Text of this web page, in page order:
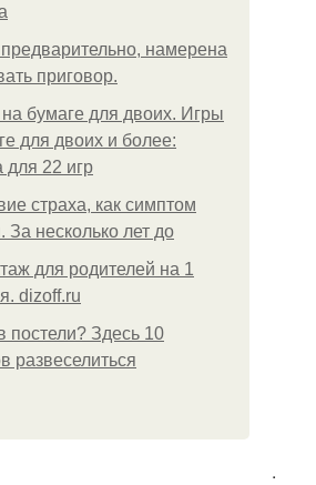
намерена
приговор.
бумаге для двоих. Игры
для двоих и более:
для 22 игр
страха, как симптом
За несколько лет до
для родителей на 1
dizoff.ru
постели? Здесь 10
развеселиться
.